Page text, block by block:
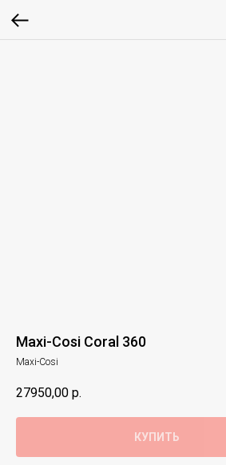
Maxi-Cosi Coral 360
Maxi-Cosi
27950,00 р.
КУПИТЬ